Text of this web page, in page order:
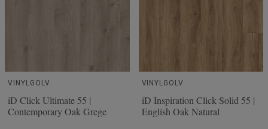
VINYLGOLV
iD Click Ultimate 55 |
Contemporary Oak Grege
VINYLGOLV
iD Inspiration Click Solid 55 |
English Oak Natural